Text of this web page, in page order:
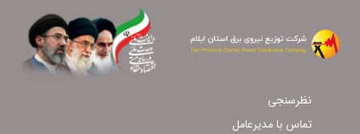
نظرسنجی
تماس با مدیرعامل